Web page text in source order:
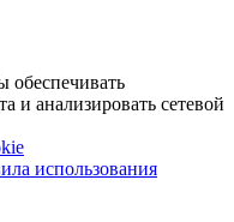
и анализировать сетевой
использования